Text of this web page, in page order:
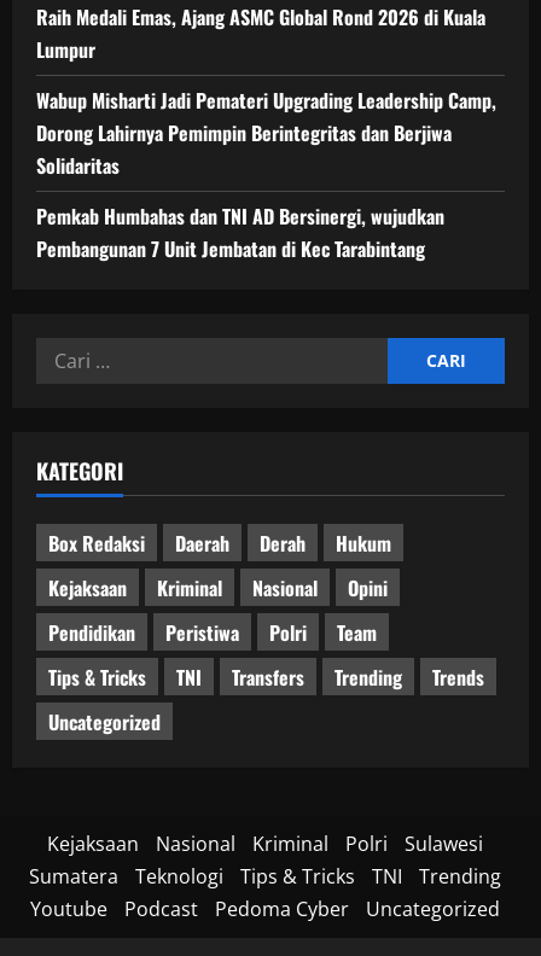
Raih Medali Emas, Ajang ASMC Global Rond 2026 di Kuala
Lumpur
Wabup Misharti Jadi Pemateri Upgrading Leadership Camp,
Dorong Lahirnya Pemimpin Berintegritas dan Berjiwa
Solidaritas
Pemkab Humbahas dan TNI AD Bersinergi, wujudkan
Pembangunan 7 Unit Jembatan di Kec Tarabintang
Cari
KATEGORI
Box Redaksi Daerah Derah
Hukum
Kejaksaan
Kriminal Nasional
Opini
Pendidikan
Peristiwa Polri
Team
Tips & Tricks
TNI Transfers Trending
Trends
Uncategorized
Kejaksaan Nasional Kriminal Polri
Sulawesi
Sumatera
Teknologi Tips & Tricks TNI
Trending
Youtube
Podcast Pedoma Cyber Uncategorized